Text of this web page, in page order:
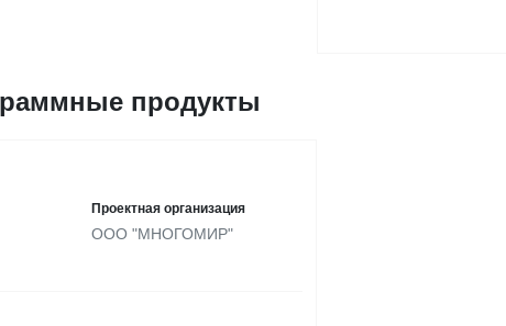
продукты
Проектная организация
ООО "МНОГОМИР"